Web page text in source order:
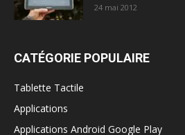
24 mai 2012
CATÉGORIE POPULAIRE
Tablette Tactile
Applications
Applications Android Google Play